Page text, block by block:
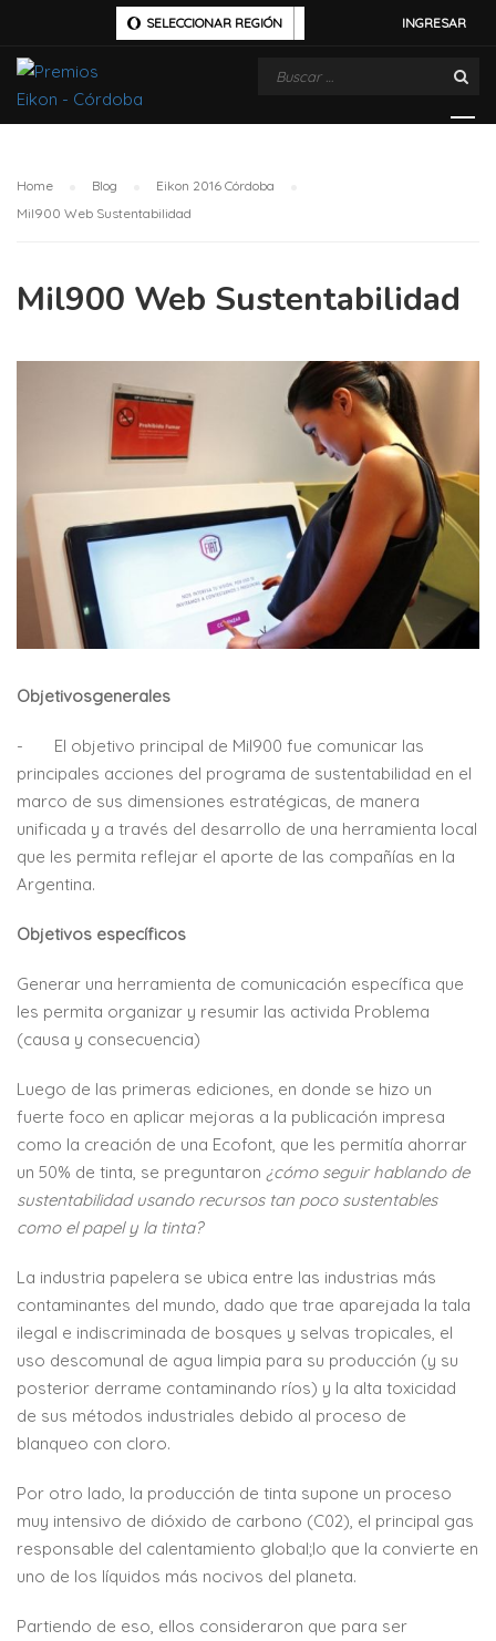
SELECCIONAR REGIÓN INGRESAR
Home Blog
Eikon 2016 Córdoba
Mil900 Web Sustentabilidad
Mil900 Web Sustentabilidad
Objetivosgenerales
- El objetivo principal de Mil900 fue comunicar las
principales acciones del programa de sustentabilidad en el
marco de sus dimensiones estratégicas, de manera
unificada y a través del desarrollo de una herramienta local
que les permita reflejar el aporte de las compañías en la
Argentina.
Objetivos específicos
Generar una herramienta de comunicación específica que
les permita organizar y resumir las activida Problema
(causa y consecuencia)
Luego de las primeras ediciones, en donde se hizo un
fuerte foco en aplicar mejoras a la publicación impresa
como la creación de una Ecofont, que les permitía ahorrar
un 50% de tinta, se preguntaron ¿cómo seguir hablando de
sustentabilidad usando recursos tan poco sustentables
como el papel y la tinta?
La industria papelera se ubica entre las industrias más
contaminantes del mundo, dado que trae aparejada la tala
ilegal e indiscriminada de bosques y selvas tropicales, el
uso descomunal de agua limpia para su producción (y su
posterior derrame contaminando ríos) y la alta toxicidad
de sus métodos industriales debido al proceso de
blanqueo con cloro.
Por otro lado, la producción de tinta supone un proceso
muy intensivo de dióxido de carbono (C02), el principal gas
responsable del calentamiento global;lo que la convierte en
uno de los líquidos más nocivos del planeta.
Partiendo de eso, ellos consideraron que para ser